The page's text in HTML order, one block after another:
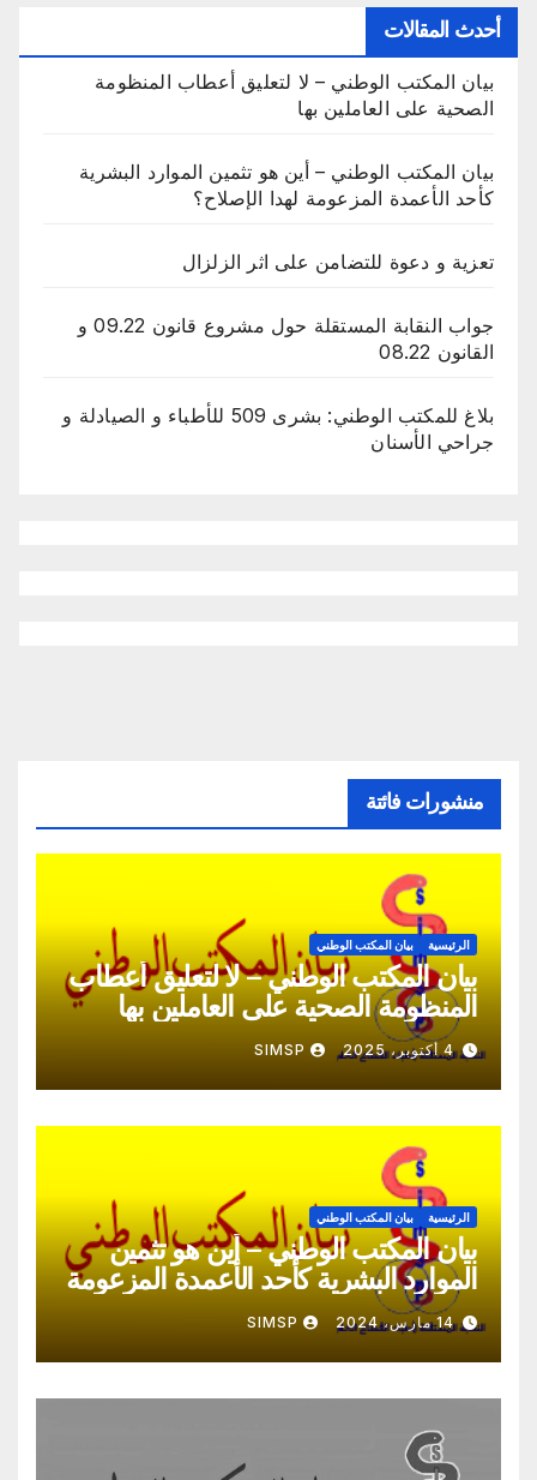
أحدث المقالات
بيان المكتب الوطني – لا لتعليق أعطاب المنظومة
الصحية على العاملين بها
بيان المكتب الوطني – أين هو تثمين الموارد البشرية
كأحد الأعمدة المزعومة لهدا الإصلاح؟
تعزية و دعوة للتضامن على اثر الزلزال
جواب النقابة المستقلة حول مشروع قانون 09.22 و
القانون 08.22
بلاغ للمكتب الوطني: بشرى 509 للأطباء و الصيادلة و
جراحي الأسنان
منشورات فائتة
الرئيسية بيان المكتب الوطني
بيان المكتب الوطني – لا لتعليق أعطاب
المنظومة الصحية على العاملين بها
4 أكتوبر، 2025 SIMSP
الرئيسية بيان المكتب الوطني
بيان المكتب الوطني – أين هو تثمين
الموارد البشرية كأحد الأعمدة المزعومة
لهدا الإصلاح؟
14 مارس، 2024 SIMSP